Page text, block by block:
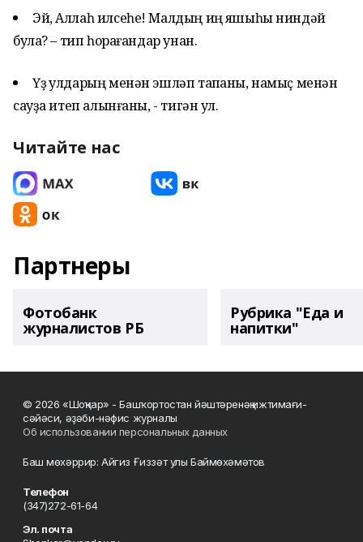
Эй, Аллаһ илсеһе! Малдың иң яҡшыһы ниндәй
була? – тип һорағандар унан.
Үҙ ҡулдарың менән эшләп тапҡаны, намыҫ менән
сауҙа итеп алынғаны, - тигән ул.
Читайте нас
Партнеры
Фотобанк
журналистов РБ
Рубрика "Еда и
напитки"
© 2026 «Шоңҡар» - Башҡортостан йәштәренәң ижтимағи-
сәйәси, әҙәби-нәфис журналы
Об использовании персональных данных
Баш мөхәррир: Айгиз Ғиззәт улы Баймөхәмәтов
Телефон
(347)272-61-64
Эл. почта